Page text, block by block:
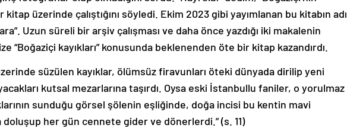
kitap üzerinde çalıştığını söyledi. Ekim 2023 gibi yayımlanan bu kitabın adı
Uzun süreli bir arşiv çalışması ve daha önce yazdığı iki makalenin
“Boğaziçi kayıkları” konusunda beklenenden öte bir kitap kazandırdı.
üzerinde süzülen kayıklar, ölümsüz firavunları öteki dünyada dirilip yeni
kutsal mezarlarına taşırdı. Oysa eski İstanbullu faniler, o yorulmaz
sunduğu görsel şölenin eşliğinde, doğa incisi bu kentin mavi
doluşup her gün cennete gider ve dönerlerdi.” (s. 11)